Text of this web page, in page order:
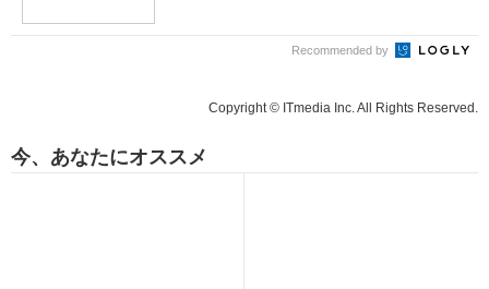
Recommended by
Copyright © ITmedia Inc. All Rights Reserved.
今、あなたにオススメ